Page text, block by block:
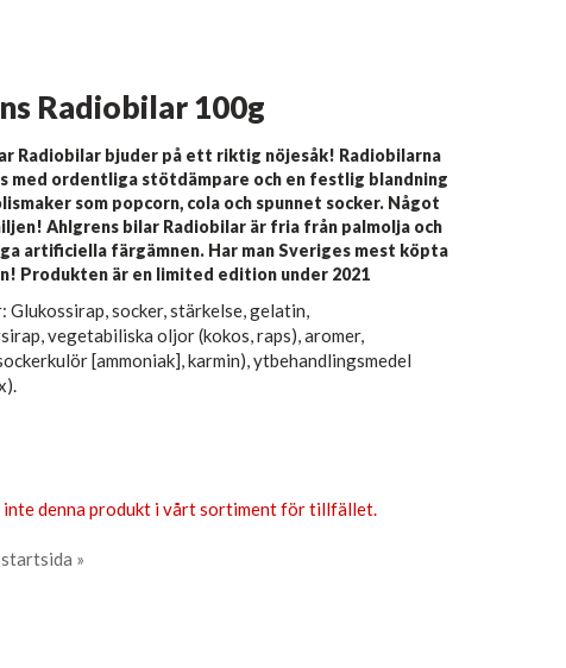
Radiobilar 100g
Radiobilar bjuder på ett riktig nöjesåk! Radiobilarna
med ordentliga stötdämpare och en festlig blandning
som popcorn, cola och spunnet socker. Något
Ahlgrens bilar Radiobilar är fria från palmolja och
artificiella färgämnen. Har man Sveriges mest köpta
Produkten är en limited edition under 2021
Glukossirap, socker, stärkelse, gelatin,
vegetabiliska oljor (kokos, raps), aromer,
[ammoniak], karmin), ytbehandlingsmedel
denna produkt i vårt sortiment för tillfället.
»